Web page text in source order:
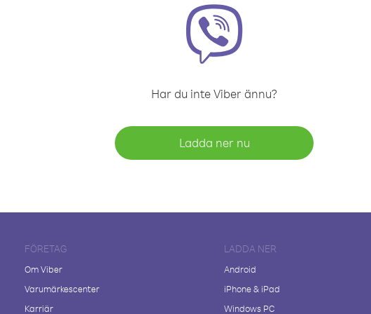
Har du inte Viber ännu?
Ladda ner nu
FÖRETAG
Om Viber
Varumärkescenter
Karriär
LADDA NER
Android
iPhone & iPad
Windows PC